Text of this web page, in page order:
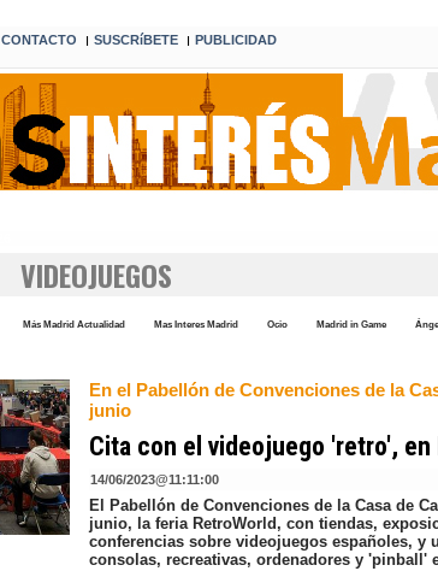
CONTACTO I SUSCRíBETE I PUBLICIDAD
VIDEOJUEGOS
Más Madrid Actualidad Mas Interes Madrid Ocio Madrid in Game
En el Pabellón de Convenciones de la
junio
Cita con el videojuego 'retro', en
14/06/2023@11:11:00
El Pabellón de Convenciones de la Casa de
junio, la feria RetroWorld, con tiendas,
conferencias sobre videojuegos españoles, y
consolas, recreativas, ordenadores y 'pinball'